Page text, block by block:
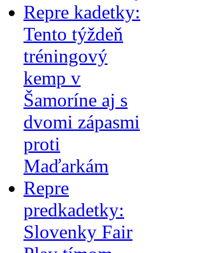
Repre kadetky:
Tento týždeň
tréningový
kemp v
Šamoríne aj s
dvomi zápasmi
proti
Maďarkám
Repre
predkadetky:
Slovenky Fair